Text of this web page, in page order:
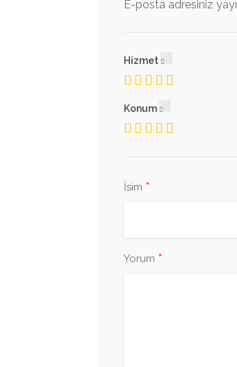
E-posta adresiniz
Hizmet
Konum
İsim *
Yorum *